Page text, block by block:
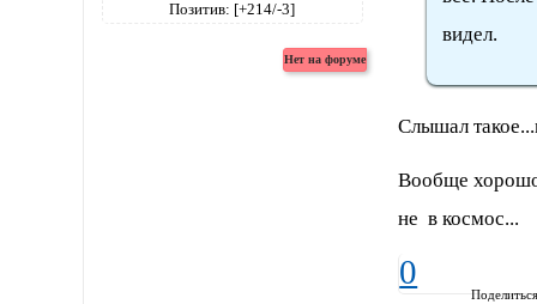
Позитив: [+214/-3]
видел.
Слышал
Вообще хорошо
не в космос...
0